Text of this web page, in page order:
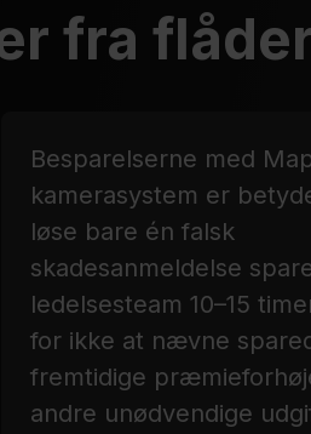
fra
Besparelserne med
kamerasystem er
løse bare én falsk
skadesanmeldelse
ledelsesteam 10–15
for ikke at nævne
fremtidige
andre unødvendige